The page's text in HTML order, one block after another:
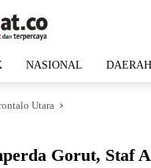
NASIONAL DAERAH
Utara
Gorut, Staf